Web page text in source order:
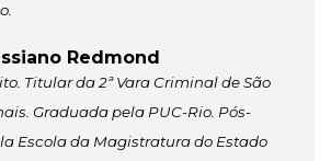
Redmond
Titular da 2ª Vara Criminal de São
Graduada pela PUC-Rio. Pós-
Escola da Magistratura do Estado